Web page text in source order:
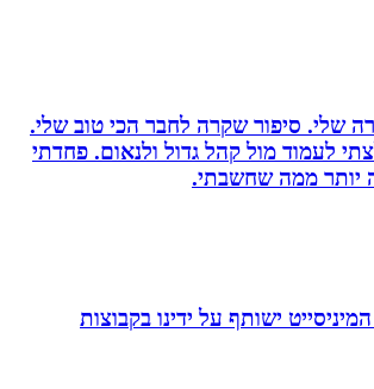
שלי. סיפור שקרה לחבר הכי טוב שלי.
לעמוד מול קהל גדול ולנאום. פחדתי
יותר ממה שחשבתי.
ישותף על ידינו בקבוצות